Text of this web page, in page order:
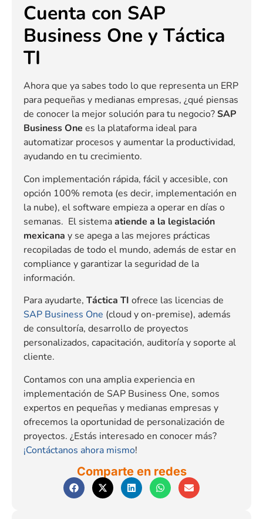
Cuenta con SAP
Business One y Táctica
TI
Ahora que ya sabes todo lo que representa un ERP
para pequeñas y medianas empresas, ¿qué piensas
de conocer la mejor solución para tu negocio?SAP
Business One es la plataforma ideal para
automatizar procesos y aumentar la productividad,
ayudando en tu crecimiento.
Con implementación rápida, fácil y accesible, con
opción 100% remota (es decir, implementación en
la nube), el software empieza a operar en días o
semanas. El sistemaatiende a la legislación
mexicana y se apega a las mejores prácticas
recopiladas de todo el mundo, además de estar en
compliance y garantizar la seguridad de la
información.
Para ayudarte, Táctica TI ofrece las licencias de
SAP Business One (cloud y on-premise), además
de consultoría, desarrollo de proyectos
personalizados, capacitación, auditoría y soporte al
cliente.
Contamos con una amplia experiencia en
implementación de SAP Business One, somos
expertos en pequeñas y medianas empresas y
ofrecemos la oportunidad de personalización de
proyectos. ¿Estás interesado en conocer más?
¡Contáctanos ahora mismo!
Comparte en redes